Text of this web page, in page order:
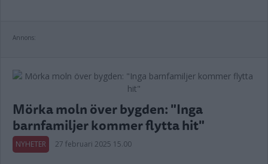
Annons:
Mörka moln över bygden: "Inga
barnfamiljer kommer flytta hit"
NYHETER 27 februari 2025 15.00